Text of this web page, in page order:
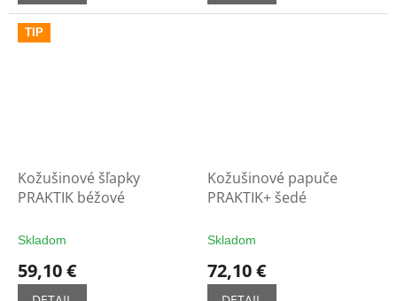
TIP
Kožušinové šľapky
PRAKTIK béžové
Skladom
59,10 €
Kožušinové papuče
PRAKTIK+ ​​šedé
Skladom
72,10 €